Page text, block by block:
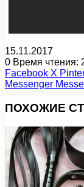
15.11.2017
0 Время чтения:
Facebook X
Messenger
ПОХОЖИЕ